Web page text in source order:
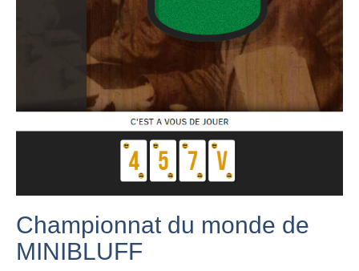
Championnat du monde de
MINIBLUFF